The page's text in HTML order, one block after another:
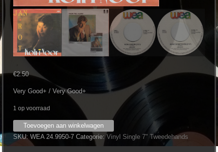
€2.50
Very Good+ / Very Good+
1 op voorraad
Rot
‎–
Toevoegen aan winkelwagen
SKU:WEA 24.9950-7 Categorie:Vinyl Single 7" Tweedehands